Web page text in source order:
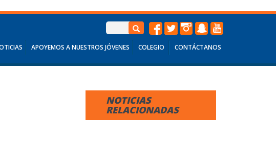
APOYEMOS A NUESTROS JÓVENES COLEGIO CONTÁCTANOS
NOTICIAS
RELACIONADAS